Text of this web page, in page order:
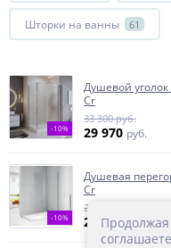
Шторки на ванны 61
-10%
Душевой уголок
Cr
33 300 руб.
29 970 руб.
-10%
Душевая
Cr
27 600 руб.
24 840руб.